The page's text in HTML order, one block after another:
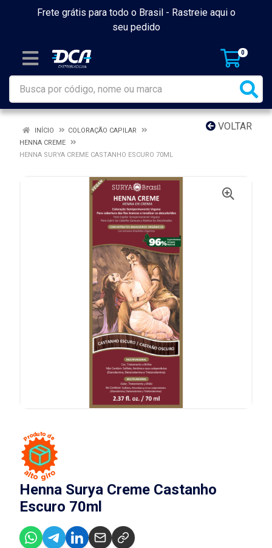
Frete grátis para todo o Brasil - Rastreie aqui o
seu pedido
0
VOLTAR
INÍCIO
COLORAÇÃO CAPILAR
HENNA CREME
HENNA SURYA CREME CASTANHO ESCURO 70ML
Henna Surya Creme Castanho
Escuro 70ml